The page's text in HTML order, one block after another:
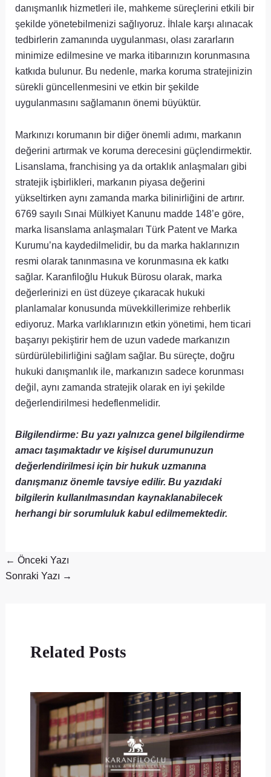
danışmanlık hizmetleri ile, mahkeme süreçlerini etkili bir
şekilde yönetebilmenizi sağlıyoruz. İhlale karşı alınacak
tedbirlerin zamanında uygulanması, olası zararların
minimize edilmesine ve marka itibarınızın korunmasına
katkıda bulunur. Bu nedenle, marka koruma stratejinizin
sürekli güncellenmesini ve etkin bir şekilde
uygulanmasını sağlamanın önemi büyüktür.
Markınızı korumanın bir diğer önemli adımı, markanın
değerini artırmak ve koruma derecesini güçlendirmektir.
Lisanslama, franchising ya da ortaklık anlaşmaları gibi
stratejik işbirlikleri, markanın piyasa değerini
yükseltirken aynı zamanda marka bilinirliğini de artırır.
6769 sayılı Sınai Mülkiyet Kanunu madde 148’e göre,
marka lisanslama anlaşmaları Türk Patent ve Marka
Kurumu’na kaydedilmelidir, bu da marka haklarınızın
resmi olarak tanınmasına ve korunmasına ek katkı
sağlar. Karanfiloğlu Hukuk Bürosu olarak, marka
değerlerinizi en üst düzeye çıkaracak hukuki
planlamalar konusunda müvekkillerimize rehberlik
ediyoruz. Marka varlıklarınızın etkin yönetimi, hem ticari
başarıyı pekiştirir hem de uzun vadede markanızın
sürdürülebilirliğini sağlam sağlar. Bu süreçte, doğru
hukuki danışmanlık ile, markanızın sadece korunması
değil, aynı zamanda stratejik olarak en iyi şekilde
değerlendirilmesi hedeflenmelidir.
Bilgilendirme: Bu yazı yalnızca genel bilgilendirme
amacı taşımaktadır ve kişisel durumunuzun
değerlendirilmesi için bir hukuk uzmanına
danışmanız önemle tavsiye edilir. Bu yazıdaki
bilgilerin kullanılmasından kaynaklanabilecek
herhangi bir sorumluluk kabul edilmemektedir.
← Önceki Yazı
Sonraki Yazı →
Related Posts